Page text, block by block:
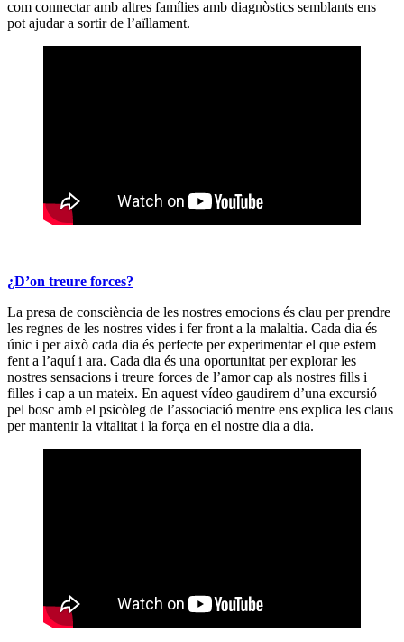
com connectar amb altres famílies amb diagnòstics semblants ens
pot ajudar a sortir de l’aïllament.
¿D’on treure forces?
La presa de consciència de les nostres emocions és clau per prendre
les regnes de les nostres vides i fer front a la malaltia. Cada dia és
únic i per això cada dia és perfecte per experimentar el que estem
fent a l’aquí i ara. Cada dia és una oportunitat per explorar les
nostres sensacions i treure forces de l’amor cap als nostres fills i
filles i cap a un mateix. En aquest vídeo gaudirem d’una excursió
pel bosc amb el psicòleg de l’associació mentre ens explica les claus
per mantenir la vitalitat i la força en el nostre dia a dia.